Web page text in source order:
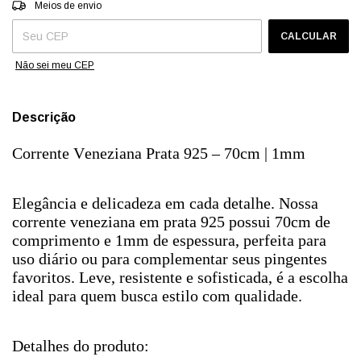
Meios de envio
CALCULAR
Não sei meu CEP
Descrição
Corrente Veneziana Prata 925 – 70cm | 1mm
Elegância e delicadeza em cada detalhe. Nossa
corrente veneziana em prata 925 possui 70cm de
comprimento e 1mm de espessura, perfeita para
uso diário ou para complementar seus pingentes
favoritos. Leve, resistente e sofisticada, é a escolha
ideal para quem busca estilo com qualidade.
Detalhes do produto: